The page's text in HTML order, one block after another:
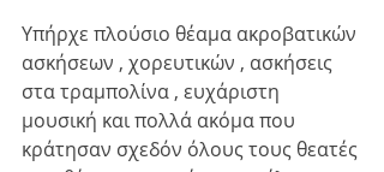
Υπήρχε πλούσιο θέαμα ακροβατικών
ασκήσεων , χορευτικών , ασκήσεις
στα τραμπολίνα , ευχάριστη
μουσική και πολλά ακόμα που
κράτησαν σχεδόν όλους τους θεατές